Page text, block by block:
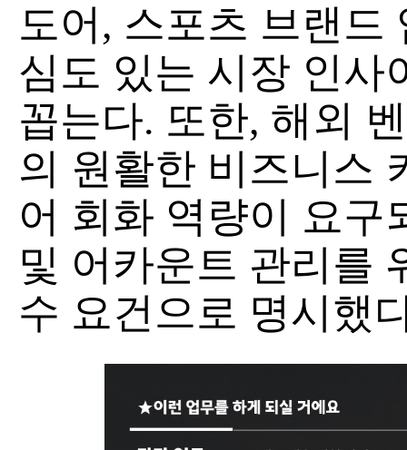
도어, 스포츠 브랜드
심도 있는 시장 인사
꼽는다. 또한, 해외
의 원활한 비즈니스
어 회화 역량이 요구
및 어카운트 관리를
수 요건으로 명시했